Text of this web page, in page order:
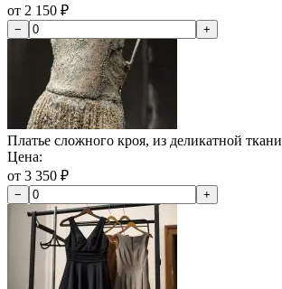
от 2 150 ₽
− +
Платье сложного кроя, из деликатной ткани
Цена:
от 3 350 ₽
− +